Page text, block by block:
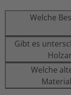
Welche
Gibt es
Welche